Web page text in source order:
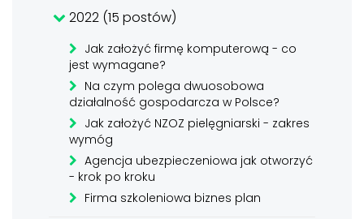
2022 (15 postów)
Jak założyć firmę komputerową - co
jest wymagane?
Na czym polega dwuosobowa
działalność gospodarcza w Polsce?
Jak założyć NZOZ pielęgniarski - zakres
wymóg
Agencja ubezpieczeniowa jak otworzyć
- krok po kroku
Firma szkoleniowa biznes plan